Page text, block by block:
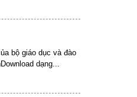
bộ giáo dục và đào
dạng...